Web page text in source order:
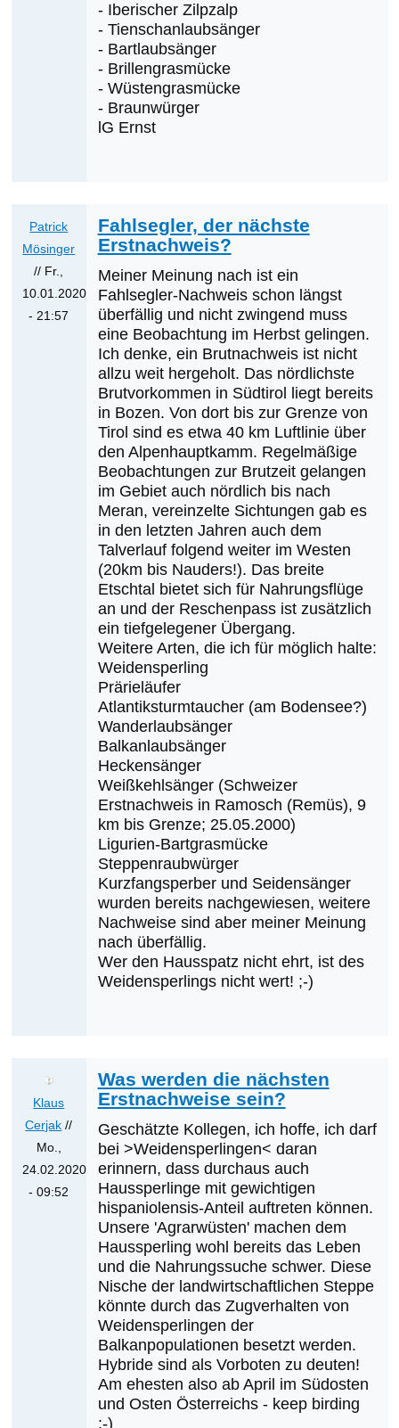
- Iberischer Zilpzalp
- Tienschanlaubsänger
- Bartlaubsänger
- Brillengrasmücke
- Wüstengrasmücke
- Braunwürger
lG Ernst
Patrick
Mösinger
// Fr.,
10.01.2020
- 21:57
Erstnachweise
Fahlsegler, der nächste
Erstnachweis?
Meiner Meinung nach ist ein
Fahlsegler-Nachweis schon längst
überfällig und nicht zwingend muss
eine Beobachtung im Herbst gelingen.
Ich denke, ein Brutnachweis ist nicht
allzu weit hergeholt. Das nördlichste
Brutvorkommen in Südtirol liegt bereits
in Bozen. Von dort bis zur Grenze von
Tirol sind es etwa 40 km Luftlinie über
den Alpenhauptkamm. Regelmäßige
Beobachtungen zur Brutzeit gelangen
im Gebiet auch nördlich bis nach
Meran, vereinzelte Sichtungen gab es
in den letzten Jahren auch dem
Talverlauf folgend weiter im Westen
(20km bis Nauders!). Das breite
Etschtal bietet sich für Nahrungsflüge
an und der Reschenpass ist zusätzlich
ein tiefgelegener Übergang.
Weitere Arten, die ich für möglich halte:
Weidensperling
Prärieläufer
Atlantiksturmtaucher (am Bodensee?)
Wanderlaubsänger
Balkanlaubsänger
Heckensänger
Weißkehlsänger (Schweizer
Erstnachweis in Ramosch (Remüs), 9
km bis Grenze; 25.05.2000)
Ligurien-Bartgrasmücke
Steppenraubwürger
Kurzfangsperber und Seidensänger
wurden bereits nachgewiesen, weitere
Nachweise sind aber meiner Meinung
nach überfällig.
Wer den Hausspatz nicht ehrt, ist des
Weidensperlings nicht wert! ;-)
Klaus
Cerjak //
Mo.,
24.02.2020
- 09:52
Erstnachweise
Was werden die nächsten
Erstnachweise sein?
Geschätzte Kollegen, ich hoffe, ich darf
bei >Weidensperlingen< daran
erinnern, dass durchaus auch
Haussperlinge mit gewichtigen
hispaniolensis-Anteil auftreten können.
Unsere 'Agrarwüsten' machen dem
Haussperling wohl bereits das Leben
und die Nahrungssuche schwer. Diese
Nische der landwirtschaftlichen Steppe
könnte durch das Zugverhalten von
Weidensperlingen der
Balkanpopulationen besetzt werden.
Hybride sind als Vorboten zu deuten!
Am ehesten also ab April im Südosten
und Osten Österreichs - keep birding
;-)